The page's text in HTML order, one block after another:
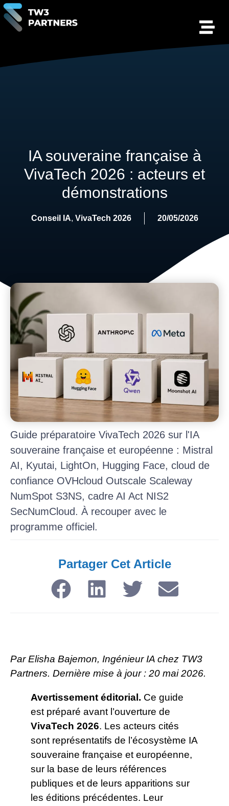
IA souveraine française à
VivaTech 2026 : acteurs et
démonstrations
Conseil IA, VivaTech 2026 20/05/2026
Guide préparatoire VivaTech 2026 sur l'IA
souveraine française et européenne : Mistral
AI, Kyutai, LightOn, Hugging Face, cloud de
confiance OVHcloud Outscale Scaleway
NumSpot S3NS, cadre AI Act NIS2
SecNumCloud. À recouper avec le
programme officiel.
Partager Cet Article​
Par Elisha Bajemon, Ingénieur IA chez TW3
Partners. Dernière mise à jour : 20 mai 2026.
Avertissement éditorial. Ce guide
est préparé avant l’ouverture de
VivaTech 2026. Les acteurs cités
sont représentatifs de l’écosystème IA
souveraine française et européenne,
sur la base de leurs références
publiques et de leurs apparitions sur
les éditions précédentes. Leur